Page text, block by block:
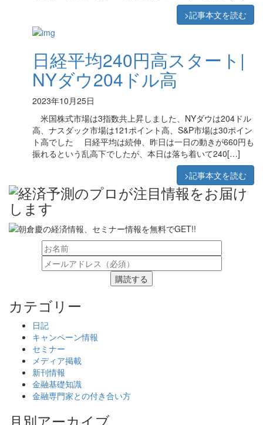
>記事本文を読む
日経平均240円高スタート|
NYダウ204ドル高
2023年10月25日
米国株式市場は3指数共上昇しました、NYダウは204ドル
高、ナスダック市場は121ポイント高、S&P市場は30ポイン
ト高でした 日経平均は続伸、昨日は一日の動きが660円も
振れるという乱高下でしたが、本日は落ち着いて240[…]
>記事本文を読む
購読する
カテゴリー
日記
キャンペーン情報
セミナー
メディア掲載
新刊情報
金融基礎知識
金融専門家との付き合い方
月別アーカイブ